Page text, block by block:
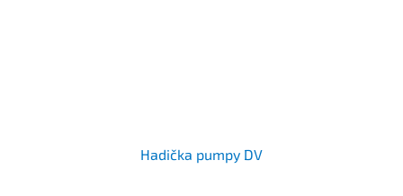
Hadička pumpy DV